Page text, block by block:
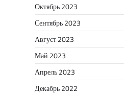
Октябрь 2023
Сентябрь 2023
Август 2023
Май 2023
Апрель 2023
Декабрь 2022